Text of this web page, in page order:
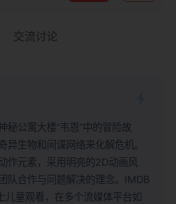
交流讨论
秘公寓大楼“韦恩”中的冒险故
异生物和间谍网络来化解危机。
作元素，采用明亮的2D动画风
队合作与问题解决的理念。IMDB
儿童观看，在多个流媒体平台如